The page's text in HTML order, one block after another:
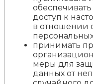
доступ к
в отношении
принимать
меры для
данных от